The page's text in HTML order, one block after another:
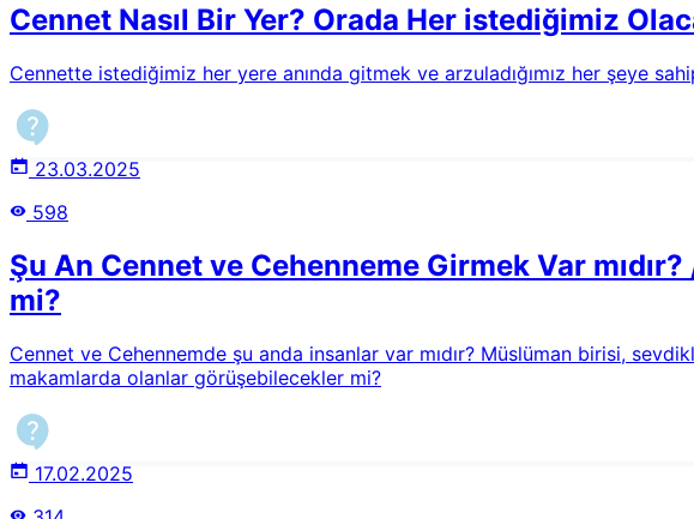
Cennet Nasıl Bir Yer? Orada Her istediğimiz
Cennette istediğimiz her yere anında gitmek ve arzuladığımız her şeye
23.03.2025
598
Şu An Cennet ve Cehenneme Girmek Var
mi?
Cennet ve Cehennemde şu anda insanlar var mıdır? Müslüman birisi,
makamlarda olanlar görüşebilecekler mi?
17.02.2025